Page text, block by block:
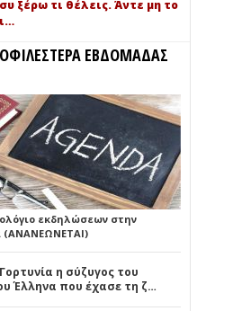
ξέρω τι θέλεις. Άντε μη το
ΕΒΔΟΜΑΔΑΣ
εκδηλώσεων στην
(ΑΝΑΝΕΩΝΕΤΑΙ)
η σύζυγος του
Έλληνα που έχασε τη ζ…